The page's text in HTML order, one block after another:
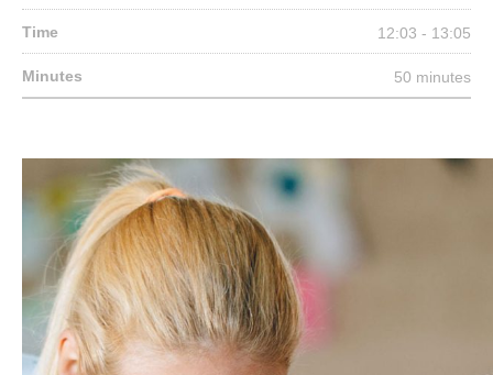
12:03 - 13:05
50 minutes